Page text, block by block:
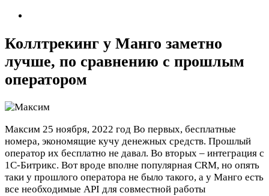
Коллтрекинг у Манго заметно
лучше, по сравнению с прошлым
оператором
Максим 25 ноября, 2022 год Во первых, бесплатные
номера, экономящие кучу денежных средств. Прошлый
оператор их бесплатно не давал. Во вторых – интеграция с
1С-Битрикс. Вот вроде вполне популярная CRM, но опять
таки у прошлого оператора не было такого, а у Манго есть
все необходимые API для совместной работы